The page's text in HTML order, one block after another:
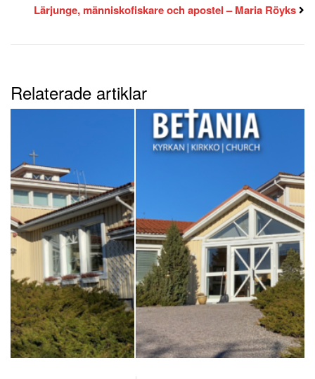
Lärjunge, människofiskare och apostel – Maria Röyks
Relaterade artiklar